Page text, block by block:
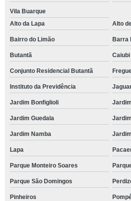
Vila Buarque
Alto da Lapa
Alto
Bairro do Limão Barra
Butantã Caiubi
Conjunto Residencial Butantã
Instituto da Previdência
Jardim Bonfiglioli
Jardim Guedala
Jardim Namba
Lapa
Parque Monteiro Soares
Parque São Domingos
Pinheiros